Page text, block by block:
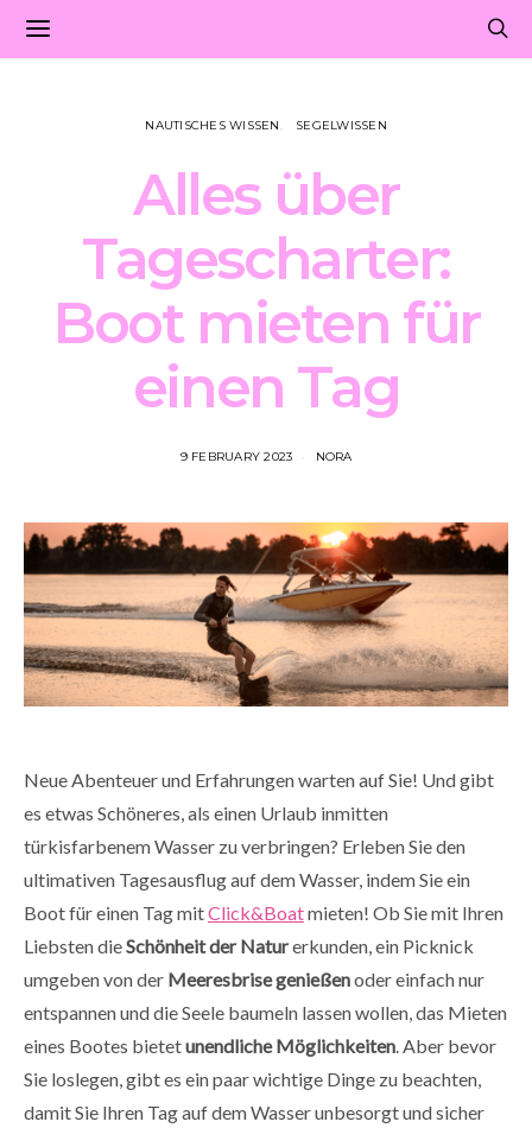
NAUTISCHES WISSEN SEGELWISSEN
Alles über
Tagescharter:
Boot mieten für
einen Tag
9 FEBRUARY 2023 NORA
Neue Abenteuer und Erfahrungen warten auf Sie! Und gibt
es etwas Schöneres, als einen Urlaub inmitten
türkisfarbenem Wasser zu verbringen? Erleben Sie den
ultimativen Tagesausflug auf dem Wasser, indem Sie ein
Boot für einen Tag mitClick&Boatmieten! Ob Sie mit Ihren
Liebsten dieSchönheitder Naturerkunden, ein Picknick
umgeben von der Meeresbrisegenießenoder einfach nur
entspannen und die Seele baumeln lassen wollen, das Mieten
eines Bootes bietetunendliche Möglichkeiten. Aber bevor
Sie loslegen, gibt es ein paar wichtige Dinge zu beachten,
damit Sie Ihren Tag auf dem Wasser unbesorgt und sicher